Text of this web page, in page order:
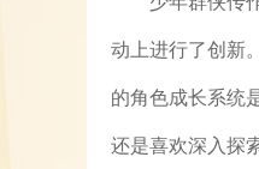
动上进行了创新
的角色成长系统
还是喜欢深入探